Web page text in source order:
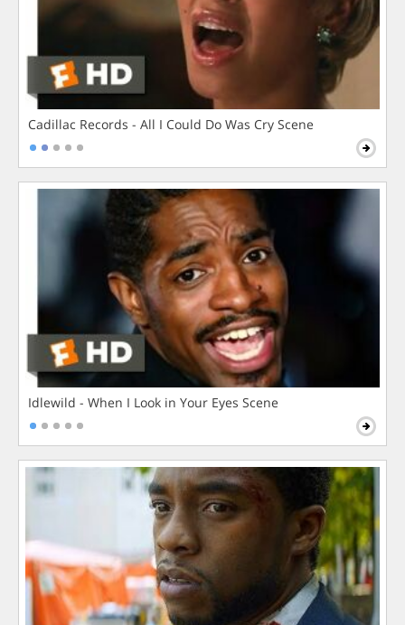
Cadillac Records - All I Could Do Was Cry Scene
Idlewild - When I Look in Your Eyes Scene